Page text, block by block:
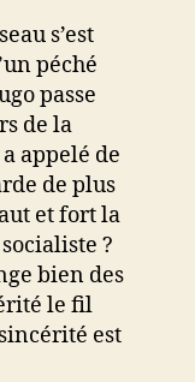
s’est
péché
passe
de la
appelé de
de plus
et fort la
?
bien des
le fil
est